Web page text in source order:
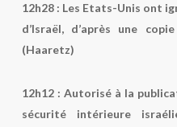
12h28 : Les Etats-Unis ont
d’Israël, d’après une
(Haaretz)
12h12 : Autorisé à la
sécurité intérieure